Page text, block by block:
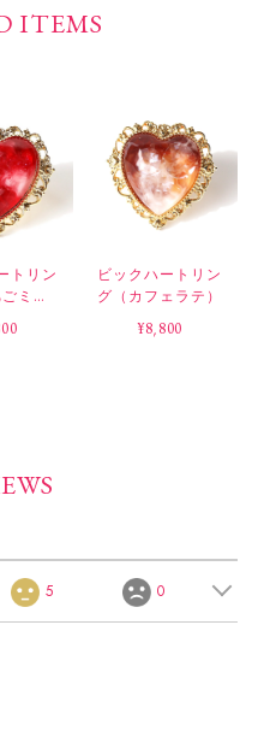
ITEMS
トリン
ミル
ビックハートリン
グ（カフェラテ）
¥8,800
5 0